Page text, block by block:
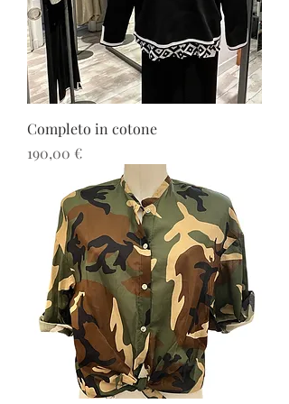
Completo in cotone
Prezzo
190,00 €